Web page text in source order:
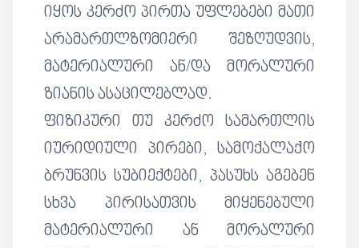
იყოს კერძო პირთა უფლებები მათი
არამართლზომიერი შეზღუდვის,
მატერიალური ან/და მორალური
ზიანის ასაცილებლად.
ფიზიკური თუ კერძო სამართლის
იურიდიული პირები, სამოქალაქო
ბრუნვის სუბიექტები, პასუხს აგებენ
სხვა პირისათვის მიყენებული
მატერიალური ან მორალური